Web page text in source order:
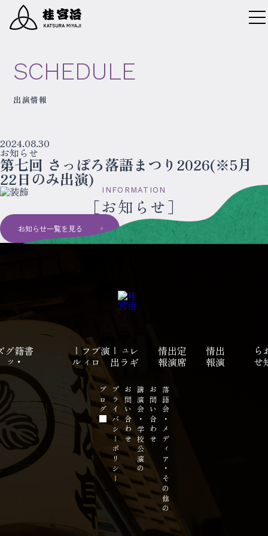
SCHEDULE
出演情報
2024.08.30
お知らせ
第七回 さっぽろ落語まつり2026(※5月
22日のみ出演)
INFORMATION
お知らせ
お知らせ一覧を見る
せ
出
演
情
報
定
席
出
演
情
報
レ
ギ
ュ
ラ
ー
出
演
プ
ロ
フ
ィ
ー
ル
書籍
・
グ
ッ
落語会・メディア・その他の
お問い合わせ
講演会・学校公演の
お問い合わせ
プライバシーポリシー
ブログ